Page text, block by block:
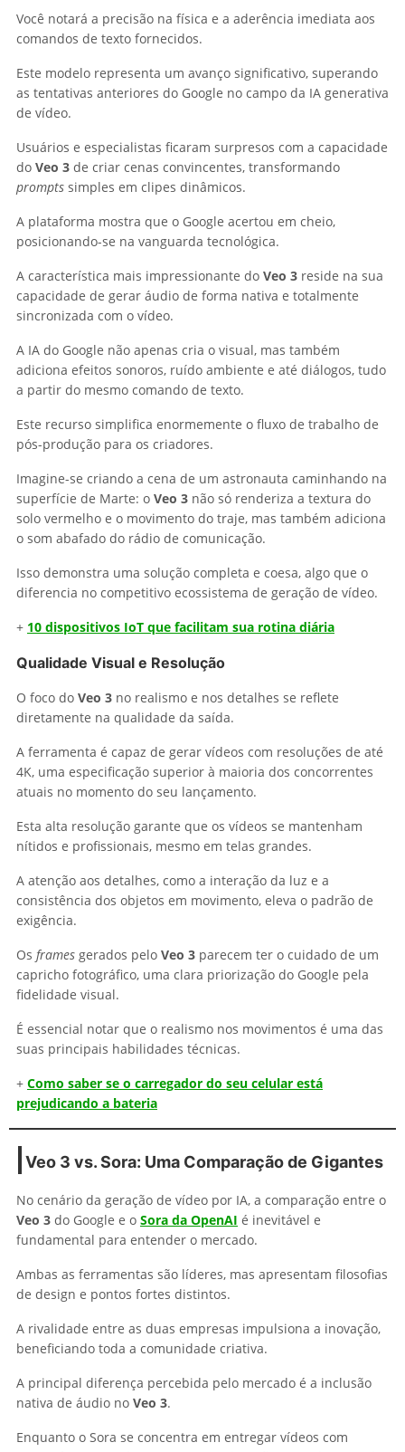
Você notará a precisão na física e a aderência imediata aos
comandos de texto fornecidos.
Este modelo representa um avanço significativo, superando
as tentativas anteriores do Google no campo da IA generativa
de vídeo.
Usuários e especialistas ficaram surpresos com a capacidade
do Veo 3 de criar cenas convincentes, transformando
prompts simples em clipes dinâmicos.
A plataforma mostra que o Google acertou em cheio,
posicionando-se na vanguarda tecnológica.
A característica mais impressionante do Veo 3 reside na sua
capacidade de gerar áudio de forma nativa e totalmente
sincronizada com o vídeo.
A IA do Google não apenas cria o visual, mas também
adiciona efeitos sonoros, ruído ambiente e até diálogos, tudo
a partir do mesmo comando de texto.
Este recurso simplifica enormemente o fluxo de trabalho de
pós-produção para os criadores.
Imagine-se criando a cena de um astronauta caminhando na
superfície de Marte: o Veo 3 não só renderiza a textura do
solo vermelho e o movimento do traje, mas também adiciona
o som abafado do rádio de comunicação.
Isso demonstra uma solução completa e coesa, algo que o
diferencia no competitivo ecossistema de geração de vídeo.
+ 10 dispositivos IoT que facilitam sua rotina diária
Qualidade Visual e Resolução
O foco do Veo 3 no realismo e nos detalhes se reflete
diretamente na qualidade da saída.
A ferramenta é capaz de gerar vídeos com resoluções de até
4K, uma especificação superior à maioria dos concorrentes
atuais no momento do seu lançamento.
Esta alta resolução garante que os vídeos se mantenham
nítidos e profissionais, mesmo em telas grandes.
A atenção aos detalhes, como a interação da luz e a
consistência dos objetos em movimento, eleva o padrão de
exigência.
Os frames gerados pelo Veo 3 parecem ter o cuidado de um
capricho fotográfico, uma clara priorização do Google pela
fidelidade visual.
É essencial notar que o realismo nos movimentos é uma das
suas principais habilidades técnicas.
+ Como saber se o carregador do seu celular está
prejudicando a bateria
Veo 3 vs. Sora: Uma Comparação de Gigantes
No cenário da geração de vídeo por IA, a comparação entre o
Veo 3 do Google e o Sora da OpenAI é inevitável e
fundamental para entender o mercado.
Ambas as ferramentas são líderes, mas apresentam filosofias
de design e pontos fortes distintos.
A rivalidade entre as duas empresas impulsiona a inovação,
beneficiando toda a comunidade criativa.
A principal diferença percebida pelo mercado é a inclusão
nativa de áudio no Veo 3.
Enquanto o Sora se concentra em entregar vídeos com